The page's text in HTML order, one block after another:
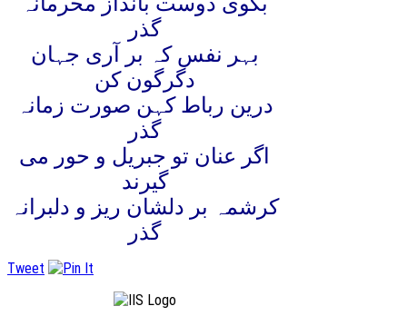
گذر
بہر نفس کہ بر آری جہان
دگرگون کن
درین رباط کہن صورت زمانہ
گذر
اگر عنان تو جبریل و حور می
گیرند
کرشمہ بر دلشان ریز و دلبرانہ
گذر
Tweet